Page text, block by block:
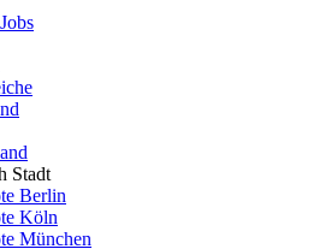
Stadt
Berlin
Köln
München